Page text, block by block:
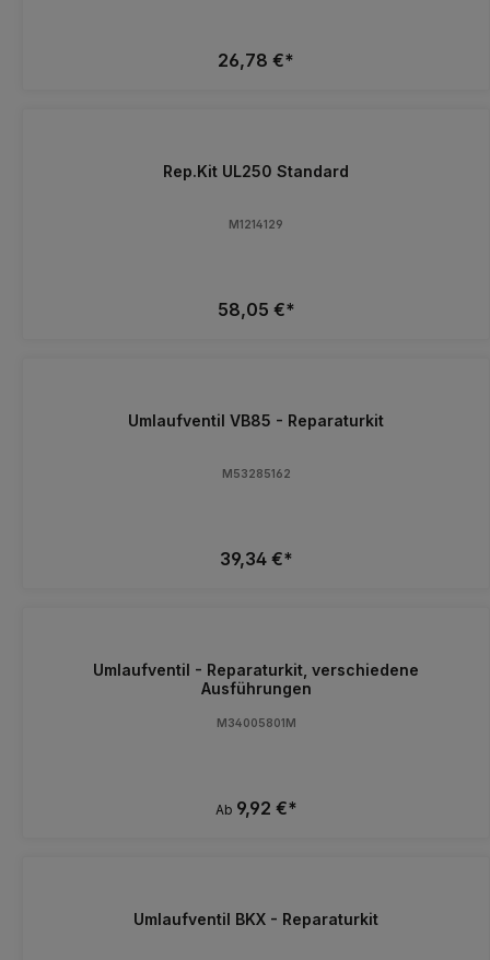
26,78 €*
Rep.Kit UL250 Standard
M1214129
58,05 €*
Umlaufventil VB85 - Reparaturkit
M53285162
39,34 €*
Umlaufventil - Reparaturkit, verschiedene
Ausführungen
M34005801M
Ab 9,92 €*
Umlaufventil BKX - Reparaturkit